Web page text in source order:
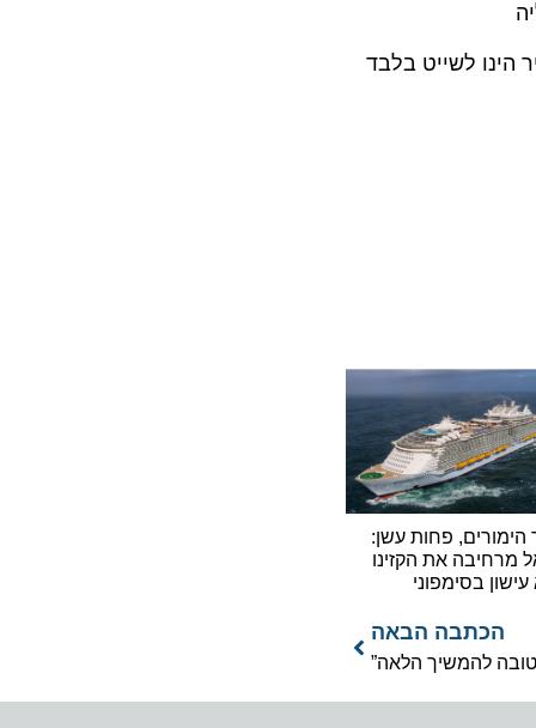
הינו לשייט בלבד
הימורים, פחות עשן:
מרחיבה את הקזינו
בסימפוני
הכתבה הבאה
טובה להמשיך הלאה”